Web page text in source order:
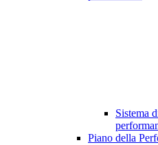
Sistema
Piano della